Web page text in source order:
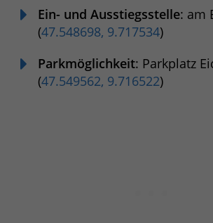
Ein- und Ausstiegsstelle: am
(47.548698, 9.717534)
Parkmöglichkeit: Parkplatz
(47.549562, 9.716522)